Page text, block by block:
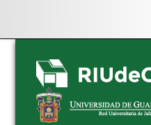
Skip
navigation